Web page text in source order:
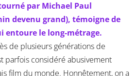
par Michael Paul
devenu grand), témoigne de
entoure le long-métrage.
de plusieurs générations de
parfois considéré abusivement
film du monde. Honnêtement, on a